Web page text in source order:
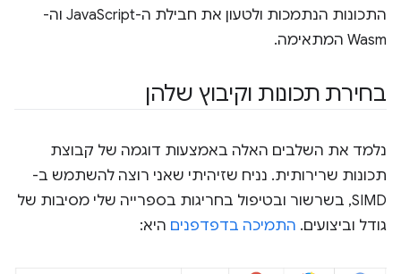
התכונות הנתמכות ולטעון את חבילת ה-JavaScript וה-
Wasm המתאימה.
בחירת תכונות וקיבוץ שלהן
נלמד את השלבים האלה באמצעות דוגמה של קבוצת
תכונות שרירותית. נניח שזיהיתי שאני רוצה להשתמש ב-
SIMD, בשרשור ובטיפול בחריגות בספרייה שלי מסיבות של
גודל וביצועים. התמיכה בדפדפנים היא: